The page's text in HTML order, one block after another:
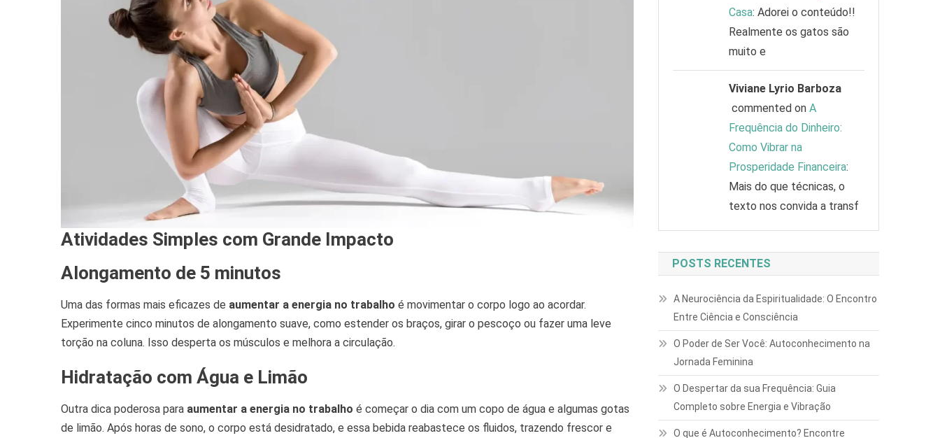
Atividades Simples com Grande Impacto
Alongamento de 5 minutos
Uma das formas mais eficazes de aumentar a energia no trabalho é movimentar o corpo logo ao acordar.
Experimente cinco minutos de alongamento suave, como estender os braços, girar o pescoço ou fazer uma leve
torção na coluna. Isso desperta os músculos e melhora a circulação.
Hidratação com Água e Limão
Outra dica poderosa para aumentar a energia no trabalho é começar o dia com um copo de água e algumas gotas
de limão. Após horas de sono, o corpo está desidratado, e essa bebida reabastece os fluidos, trazendo frescor e
Casa: Adorei o conteúdo!!
Realmente os gatos são
muito e
Viviane Lyrio Barboza
commented on A
Frequência do Dinheiro:
Como Vibrar na
Prosperidade Financeira:
Mais do que técnicas, o
texto nos convida a transf
POSTS RECENTES
A Neurociência da Espiritualidade: O Encontro
Entre Ciência e Consciência
O Poder de Ser Você: Autoconhecimento na
Jornada Feminina
O Despertar da sua Frequência: Guia
Completo sobre Energia e Vibração
O que é Autoconhecimento? Encontre